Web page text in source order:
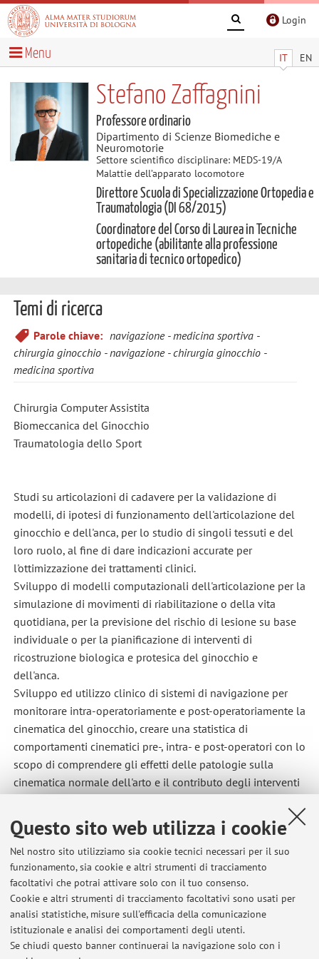
Questo sito web utilizza i cookie
Nel nostro sito utilizziamo sia cookie tecnici necessari per il suo
funzionamento, sia cookie e altri strumenti di tracciamento
facoltativi che potrai attivare solo con il tuo consenso.
Cookie e altri strumenti di tracciamento facoltativi sono usati per
analisi statistiche, misure sull'efficacia della comunicazione
istituzionale e analisi dei comportamenti degli utenti.
Se chiudi questo banner continuerai la navigazione solo con i
Login
IT EN
Menu
Stefano Zaffagnini
Professore ordinario
Dipartimento di Scienze Biomediche e
Neuromotorie
Settore scientifico disciplinare: MEDS-19/A
Malattie dell’apparato locomotore
Direttore Scuola di Specializzazione Ortopedia e
Traumatologia (DI 68/2015)
Coordinatore del Corso di Laurea in Tecniche
ortopediche (abilitante alla professione
sanitaria di tecnico ortopedico)
Temi di ricerca
Parole chiave: navigazione
medicina sportiva
chirurgia ginocchio
navigazione
chirurgia ginocchio
medicina sportiva
Chirurgia Computer Assistita
Biomeccanica del Ginocchio
Traumatologia dello Sport
Studi su articolazioni di cadavere per la validazione di
modelli, di ipotesi di funzionamento dell'articolazione del
ginocchio e dell'anca, per lo studio di singoli tessuti e del
loro ruolo, al fine di dare indicazioni accurate per
l'ottimizzazione dei trattamenti clinici.
Sviluppo di modelli computazionali dell'articolazione per la
simulazione di movimenti di riabilitazione o della vita
quotidiana, per la previsione del rischio di lesione su base
individuale o per la pianificazione di interventi di
ricostruzione biologica e protesica del ginocchio e
dell'anca.
Sviluppo ed utilizzo clinico di sistemi di navigazione per
monitorare intra-operatoriamente e post-operatoriamente la
cinematica del ginocchio, creare una statistica di
comportamenti cinematici pre-, intra- e post-operatori con lo
scopo di comprendere gli effetti delle patologie sulla
cinematica normale dell'arto e il contributo degli interventi
miglioramento della tecnica di ricostruzione.
Ultimi avvisi
TRAUMATOLOGIA E PRIMO SOCCORSO PROVA SCRITTA DEL
17/07/2026
Pubblicato il: 22 luglio 2026